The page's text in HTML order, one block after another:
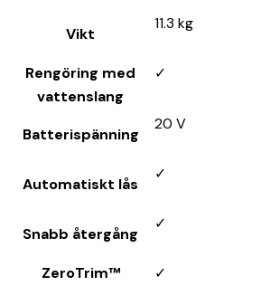
Vikt
11.3 kg
Rengöring med
vattenslang
✓
Batterispänning
20 V
Automatiskt lås
✓
Snabb återgång
✓
ZeroTrim™
✓